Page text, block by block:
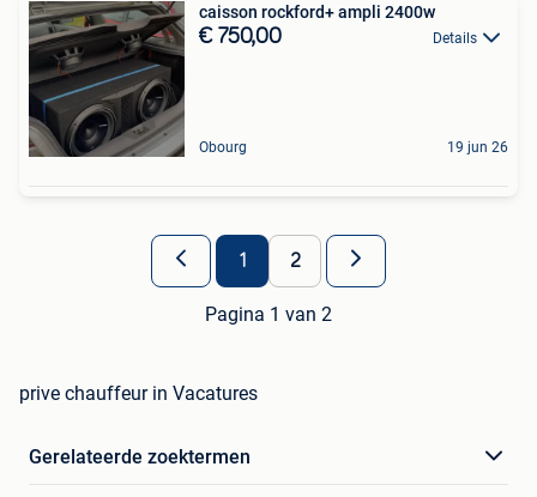
caisson rockford+ ampli 2400w
€ 750,00 Details
Obourg 19 jun 26
1 2
Pagina 1 van 2
prive chauffeur in Vacatures
Gerelateerde zoektermen